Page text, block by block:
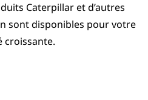
Caterpillar et d’autres
sont disponibles pour votre
croissante.